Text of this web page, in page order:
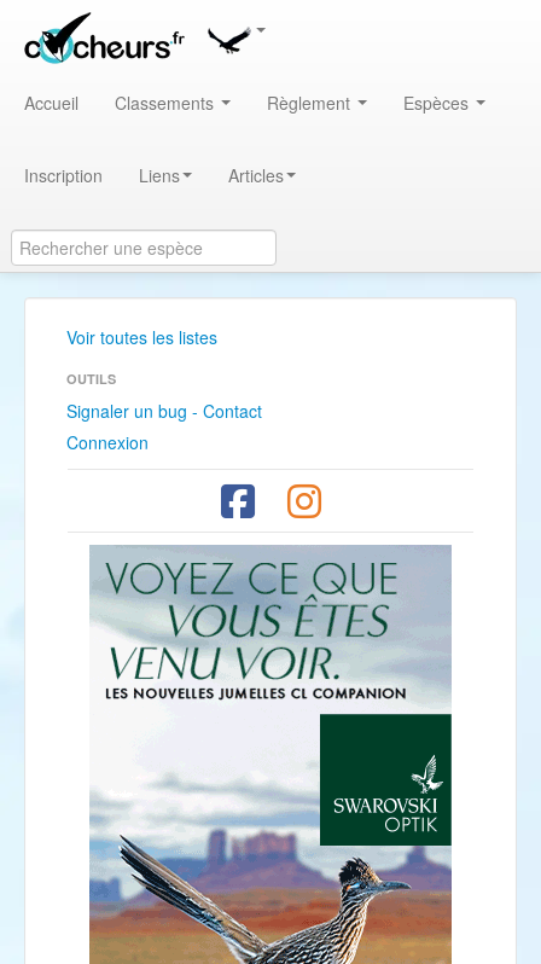
Accueil Classements Règlement Espèces
Inscription Liens Articles
Voir toutes les listes
OUTILS
Signaler un bug - Contact
Connexion